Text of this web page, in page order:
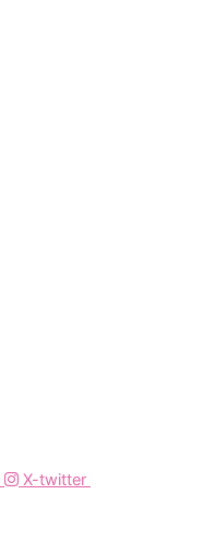
X-twitter